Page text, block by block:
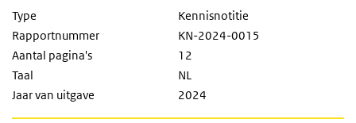
Type
Kennisnotitie
Rapportnummer
KN-2024-0015
Aantal pagina's
12
Taal
NL
Jaar van uitgave
2024